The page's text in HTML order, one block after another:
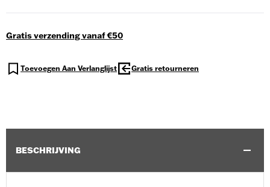
Gratis verzending vanaf €50
Toevoegen Aan Verlanglijst Gratis retourneren
BESCHRIJVING